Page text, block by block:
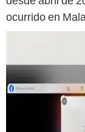
ocurrido en